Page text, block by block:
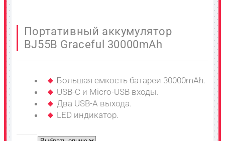
Портативный аккумулятор
BJ55B Graceful 30000mAh
Большая емкость батареи 30000mAh.
USB-C и Micro-USB входы.
Два USB-A выхода.
LED индикатор.